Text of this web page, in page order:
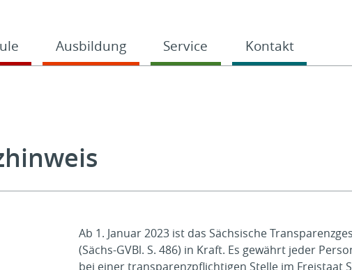
Ausbildung Service Kontakt
Ab 1. Januar 2023 ist das Sächsische
(Sächs-GVBl. S. 486) in Kraft. Es gewährt jeder
bei einer transparenzpflichtigen Stelle im Freistaat